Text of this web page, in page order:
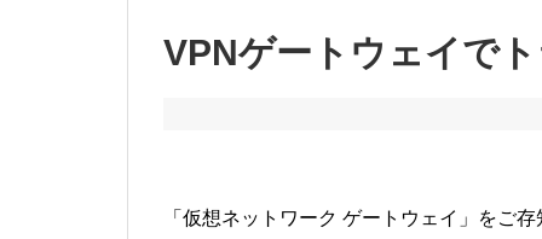
VPNゲートウェイで
「仮想ネットワーク ゲートウェイ」をご